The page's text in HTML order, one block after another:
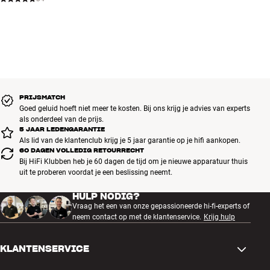
PRIJSMATCH
Goed geluid hoeft niet meer te kosten. Bij ons krijg je advies van experts
als onderdeel van de prijs.
5 JAAR LEDENGARANTIE
Als lid van de klantenclub krijg je 5 jaar garantie op je hifi aankopen.
60 DAGEN VOLLEDIG RETOURRECHT
Bij HiFi Klubben heb je 60 dagen de tijd om je nieuwe apparatuur thuis
uit te proberen voordat je een beslissing neemt.
HULP NODIG?
Vraag het een van onze gepassioneerde hi-fi-experts of
neem contact op met de klantenservice. Krijg hulp
KLANTENSERVICE